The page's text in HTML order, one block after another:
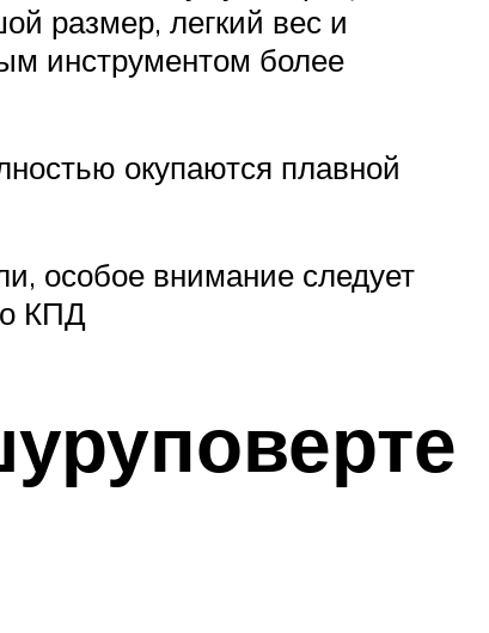
размер, легкий вес и
инструментом более
окупаются плавной
особое внимание следует
КПД